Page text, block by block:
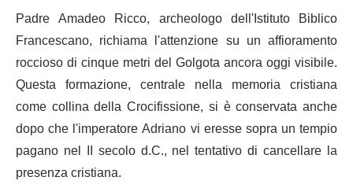
Padre Amadeo Ricco, archeologo dell'Istituto Biblico
Francescano, richiama l'attenzione su un affioramento
roccioso di cinque metri del Golgota ancora oggi visibile.
Questa formazione, centrale nella memoria cristiana
come collina della Crocifissione, si è conservata anche
dopo che l'imperatore Adriano vi eresse sopra un tempio
pagano nel II secolo d.C., nel tentativo di cancellare la
presenza cristiana.